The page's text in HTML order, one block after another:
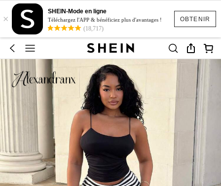
OBTENIR
×
SHEIN-Mode en ligne
Téléchargez l'APP & bénéficiez plus d'avantages !
(18,717)